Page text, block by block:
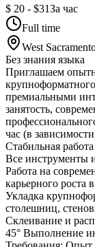
$ 20 - $31За час
Full time
West
Без знания языка
Приглашаем
премиальными
занятость,
час (в
Стабильная
Все инструменты
Работа на
карьерного роста
Укладка
столешниц,
Склеивание и
45° Выполнение